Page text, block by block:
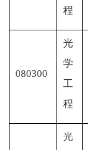
程
080300
光
学
工
程
光